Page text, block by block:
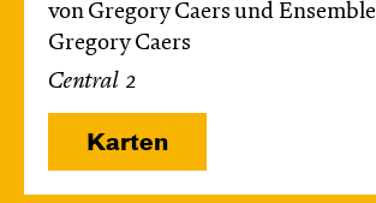
von Gregory Caers und Ensemble
Gregory Caers
Central 2
Karten